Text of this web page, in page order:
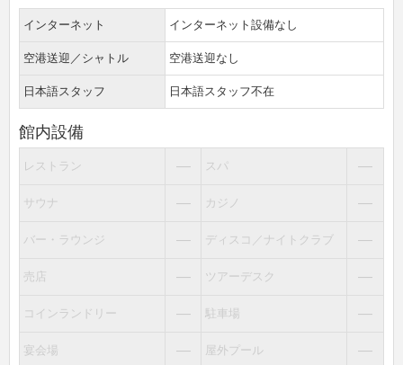
インターネット インターネット設備なし
空港送迎／シャトル 空港送迎なし
日本語スタッフ 日本語スタッフ不在
館内設備
レストラン ― スパ ―
サウナ ― カジノ ―
バー・ラウンジ ― ディスコ／ナイトクラブ ―
売店 ― ツアーデスク ―
コインランドリー ― 駐車場 ―
宴会場 ― 屋外プール ―